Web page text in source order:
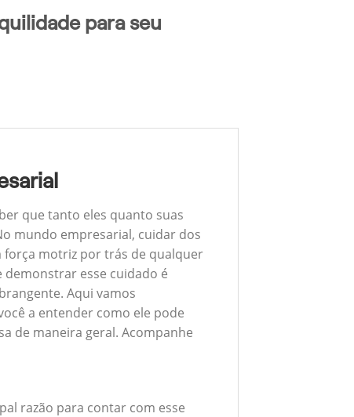
para seu
que tanto eles quanto suas
mundo empresarial, cuidar dos
força motriz por trás de qualquer
esse cuidado é
Aqui vamos
a entender como ele pode
de maneira geral. Acompanhe
razão para contar com esse